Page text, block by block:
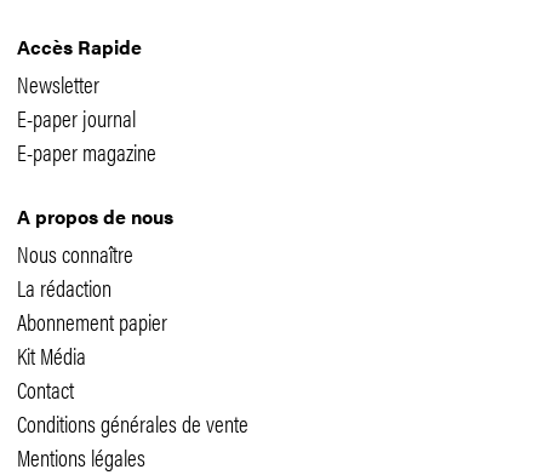
Accès Rapide
Newsletter
E-paper journal
E-paper magazine
A propos de nous
Nous connaître
La rédaction
Abonnement papier
Kit Média
Contact
Conditions générales de vente
Mentions légales